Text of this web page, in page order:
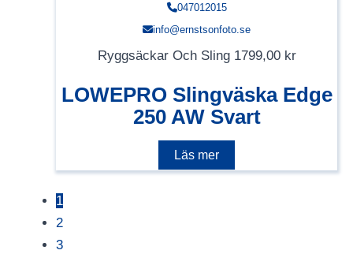
047012015
info@ernstsonfoto.se
Ryggsäckar Och Sling 1799,00 kr
LOWEPRO Slingväska Edge
250 AW Svart
Läs mer
1
2
3